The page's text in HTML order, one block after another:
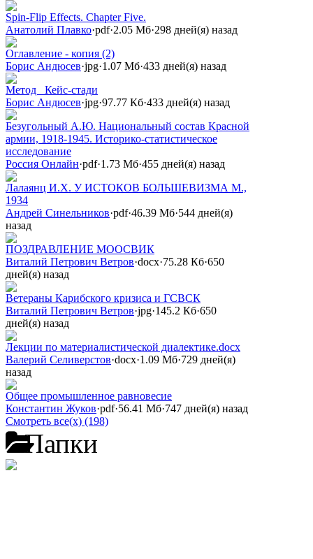
Spin-Flip Effects. Chapter Five.
Анатолий Плавко·pdf·2.05 Мб·298 дней(я) назад
Оглавление - копия (2)
Борис Андюсев·jpg·1.07 Мб·433 дней(я) назад
Метод _Кейс-стади
Борис Андюсев·jpg·97.77 Кб·433 дней(я) назад
Безугольный А.Ю. Национальный состав Красной
армии, 1918-1945. Историко-статистическое
исследование
Россия Онлайн·pdf·1.73 Мб·455 дней(я) назад
Лалаянц И.Х. У ИСТОКОВ БОЛЬШЕВИЗМА М.,
1934
Андрей Синельников·pdf·46.39 Мб·544 дней(я)
назад
ПОЗДРАВЛЕНИЕ МООСВИК
Виталий Петрович Ветров·docx·75.28 Кб·650
дней(я) назад
Ветераны Карибского кризиса и ГСВСК
Виталий Петрович Ветров·jpg·145.2 Кб·650
дней(я) назад
Лекции по материалистической диалектике.docx
Валерий Селиверстов·docx·1.09 Мб·729 дней(я)
назад
Общее промышленное равновесие
Константин Жуков·pdf·56.41 Мб·747 дней(я) назад
Смотреть все(х) (198)
Папки